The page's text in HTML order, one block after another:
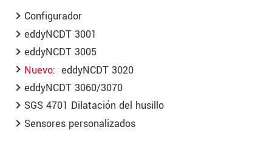
Configurador
eddyNCDT 3001
eddyNCDT 3005
Nuevo
eddyNCDT 3020
eddyNCDT 3060/3070
SGS 4701 Dilatación del husillo
Sensores personalizados